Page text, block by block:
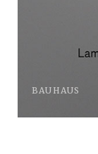
BAUHAUS